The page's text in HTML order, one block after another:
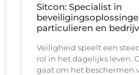
Sitcon: Specialist in
particulieren en
Veiligheid speelt een
rol in het dagelijks leven.
gaat om het beschermen